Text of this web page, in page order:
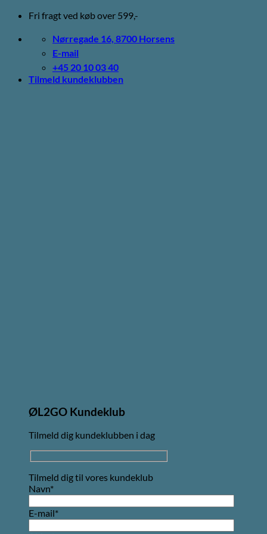
Fortsæt
indhold
Fri fragt ved køb over 599,-
Nørregade 16, 8700 Horsens
E-mail
+45 20 10 03 40
Tilmeld kundeklubben
ØL2GO Kundeklub
Tilmeld dig kundeklubben i dag
Tilmeld dig til vores kundeklub
Navn*
E-mail*